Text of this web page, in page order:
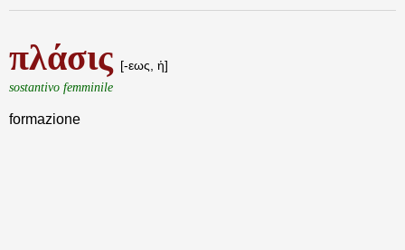
πλάσις [-εως, ἡ]
sostantivo femminile
formazione